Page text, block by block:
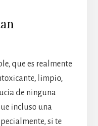
que es realmente
limpio,
de ninguna
incluso una
si te